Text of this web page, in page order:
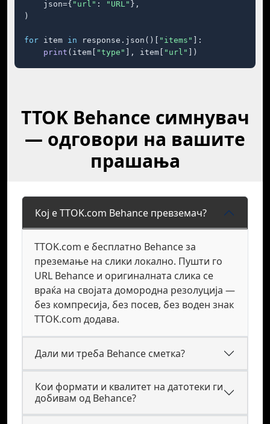
    json={
"url" : "URL" },
)
for item in response.json()[ "items"
]:
print (item[ "type" ], item[ "url" ])
TTOK Behance симнувач
— одговори на вашите
прашања
Кој е TTOK.com Behance превземач?
TTOK.com е бесплатно Behance за
преземање на слики локално. Пушти го
URL Behance и оригиналната слика се
враќа на својата домородна резолуција —
без компресија, без посев, без воден знак
TTOK.com додава.
Дали ми треба Behance сметка?
Кои формати и квалитет на датотеки ги
добивам од Behance?